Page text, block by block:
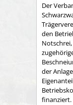
Der
den
der
finanziert.